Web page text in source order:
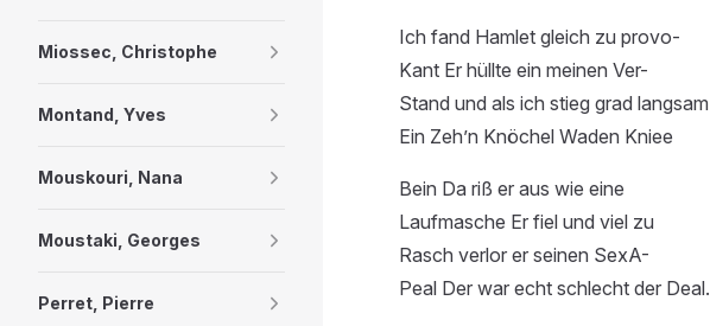
Miossec, Christophe
Montand, Yves
Mouskouri, Nana
Moustaki, Georges
Perret, Pierre
Ich fand Hamlet gleich zu provo-
Kant Er hüllte ein meinen Ver-
Stand und als ich stieg grad langsam
Ein Zeh’n Knöchel Waden Kniee
Bein Da riß er aus wie eine
Laufmasche Er fiel und viel zu
Rasch verlor er seinen SexA-
Peal Der war echt schlecht der Deal.